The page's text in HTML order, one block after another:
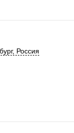
, Россия